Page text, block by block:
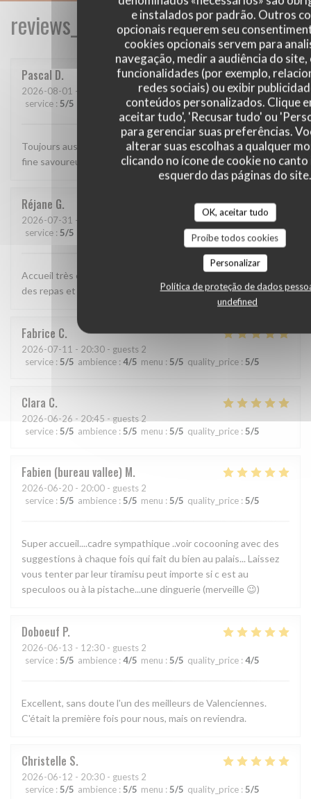
e instalados por padrão. Outros
opcionais requerem seu
cookies opcionais servem para
navegação, medir a audiência do
funcionalidades (por exemplo,
redes sociais) ou exibir
conteúdos personalizados. Clique
aceitar tudo', 'Recusar tudo' ou
para gerenciar suas preferências.
alterar suas escolhas a qualquer
clicando no ícone de cookie no
esquerdo das páginas do site.
OK, aceitar tudo
Proíbe todos cookies
Personalizar
Política de proteção de dados
undefined
Pascal D
2026-08-01 - 12:15 - guests 2
service : 5/5 5/5 menu:5/5 quality_price: 5/5
Toujours aussi bien. Accueil parfait, service agréable, cuisine
fine savoureuse et raffinée.
Réjane G
2026-07-31 - 19:30 - guests 8
service : 5/5 quality_price:5/5
Accueil très chaleureux Souci de satisfaire le client Qualité
des repas et du service
Fabrice C
2026-07-11 - 20:30 - guests 2
service : 5/5 ambience : 4/5 menu : 5/5 quality_price : 5/5
Clara C
2026-06-26 - 20:45 - guests 2
service : 5/5 ambience : 5/5 menu : 5/5 quality_price : 5/5
Fabien (bureau vallee) M
2026-06-20 - 20:00 - guests 2
service : 5/5 ambience : 5/5 menu : 5/5 quality_price : 5/5
Super accueil....cadre sympathique ..voir cocooning avec des
suggestions à chaque fois qui fait du bien au palais... Laissez
vous tenter par leur tiramisu peut importe si c est au
speculoos ou à la pistache...une dinguerie (merveille 😉)
Doboeuf P
2026-06-13 - 12:30 - guests 2
service : 5/5 ambience : 4/5 menu : 5/5 quality_price : 4/5
Excellent, sans doute l'un des meilleurs de Valenciennes.
C'était la première fois pour nous, mais on reviendra.
Christelle S
2026-06-12 - 20:30 - guests 2
service : 5/5 ambience : 5/5 menu : 5/5 quality_price : 5/5